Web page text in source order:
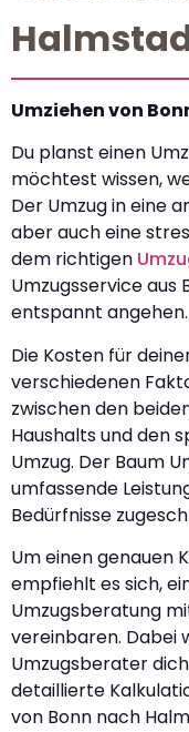
Umziehen von
Du planst einen
möchtest wissen,
Der Umzug in eine
aber auch eine
dem richtigen
Umzugsservice aus
entspannt angehen.
Die Kosten für
verschiedenen
zwischen den
Haushalts und den
Umzug. Der Baum
umfassende
Bedürfnisse
Um einen genauen
empfiehlt es sich,
Umzugsberatung
vereinbaren. Dabei
Umzugsberater
detaillierte
von Bonn nach